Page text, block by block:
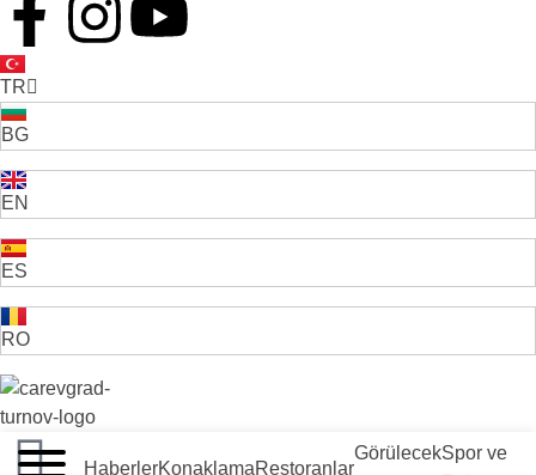
TR
BG
EN
ES
RO
VELIKO TARNOVO - BULGARİSTAN'IN ORTAÇAĞ BAŞKENTİ
HaberlerKonaklamaRestoranlar
GörülecekSpor ve